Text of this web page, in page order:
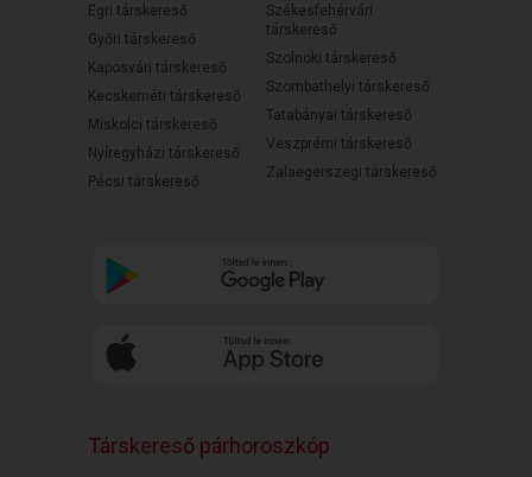
Egri társkereső
Győri társkereső
Kaposvári társkereső
Kecskeméti társkereső
Miskolci társkereső
Nyíregyházi társkereső
Pécsi társkereső
Székesfehérvári
társkereső
Szolnoki társkereső
Szombathelyi társkereső
Tatabányai társkereső
Veszprémi társkereső
Zalaegerszegi társkereső
Társkereső párhoroszkóp